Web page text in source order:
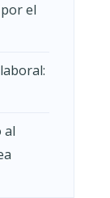
el
al